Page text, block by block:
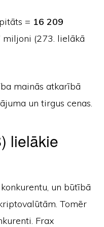
= 16 209
miljoni (273. lielākā
mainās atkarībā
un tirgus cenas.
lielākie
un būtībā
Tomēr
Frax